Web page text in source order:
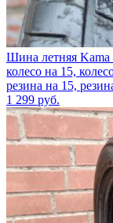
Шина летняя
колесо на 15,
резина на 15,
1 299 руб.